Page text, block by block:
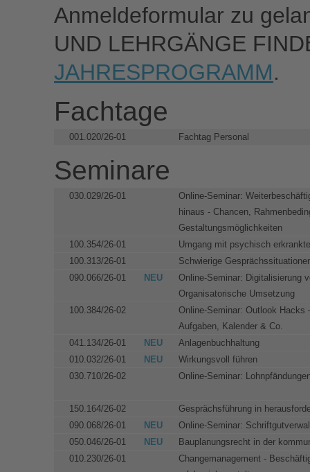
Anmeldeformular zu
UND LEHRGÄNGE
JAHRESPROGRAMM.
Fachtage
001.020/26-01 Fachtag Personal
Seminare
030.029/26-01
Online-Seminar:
hinaus - Chancen,
Gestaltungsmöglichkeiten
100.354/26-01
Umgang mit psychisch
100.313/26-01
Schwierige
090.066/26-01
NEU
Online-Seminar: Digitalisierung
Organisatorische Umsetzung
100.384/26-02
Online-Seminar: Outlook
Aufgaben, Kalender & Co.
041.134/26-01
NEU
Anlagenbuchhaltung
010.032/26-01
NEU
Wirkungsvoll führen
030.710/26-02
Online-Seminar:
150.164/26-02
Gesprächsführung in
090.068/26-01
NEU
Online-Seminar:
050.046/26-01
NEU
Bauplanungsrecht in der
010.230/26-01
Changemanagement -